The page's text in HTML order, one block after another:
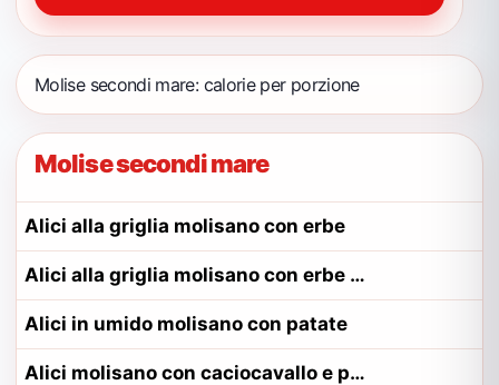
Molise secondi mare: calorie per porzione
Molise secondi mare
Alici alla griglia molisano con erbe
Alici alla griglia molisano con erbe alla contadina matese
Alici in umido molisano con patate
Alici molisano con caciocavallo e pomodoro